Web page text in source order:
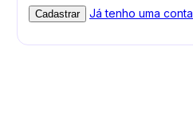
Cadastrar Já tenho uma conta